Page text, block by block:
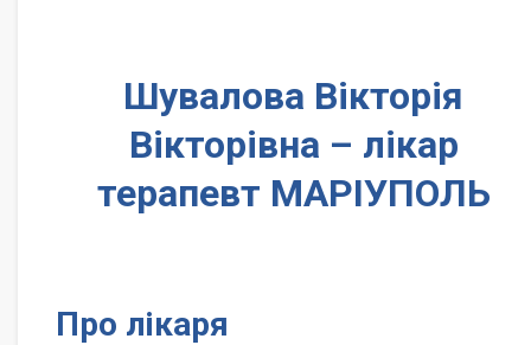
Шувалова Вікторія
Вікторівна – лікар
терапевт МАРІУПОЛЬ
Про лікаря